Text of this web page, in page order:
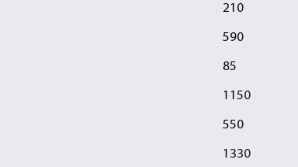
210
590
85
1150
550
1330